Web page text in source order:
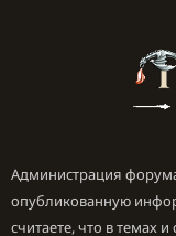
Администрация форума
опубликованную
считаете, что в темах